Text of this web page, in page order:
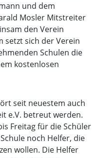
und dem
Mosler Mitstreiter
den Verein
setzt sich der Verein
Schulen die
kostenlosen
seit neuestem auch
e.V. betreut werden.
Freitag für die Schüler
noch Helfer, die
wollen. Die Helfer